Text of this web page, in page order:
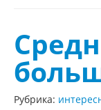
Диктанты
Рубрика: